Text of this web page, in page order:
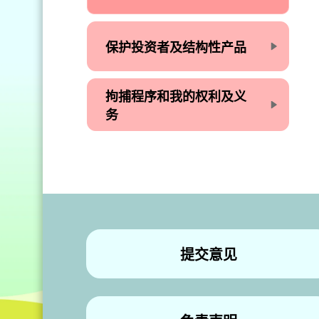
保护投资者及结构性产品
拘捕程序和我的权利及义
务
提交意见